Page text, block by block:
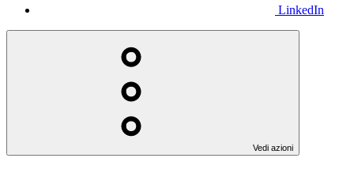
LinkedIn
Vedi azioni